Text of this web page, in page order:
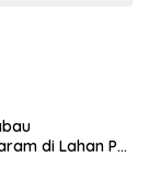
di Lahan PT.